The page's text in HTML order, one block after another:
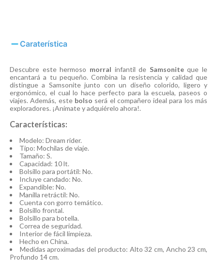
Caraterística
Descubre este hermoso morral infantil de Samsoniteque le
encantará a tu pequeño. Combina la resistencia y calidad que
distingue a Samsonite junto con un diseño colorido, ligero y
ergonómico, el cual lo hace perfecto para la escuela, paseos o
viajes. Además, este bolso será el compañero ideal para los más
exploradores. ¡Anímate y adquiérelo ahora!.
Características:
Modelo: Dream rider.
Tipo: Mochilas de viaje.
Tamaño: S.
Capacidad: 10 lt.
Bolsillo para portátil: No.
Incluye candado: No.
Expandible: No.
Manilla retráctil: No.
Cuenta con gorro temático.
Bolsillo frontal.
Bolsillo para botella.
Correa de seguridad.
Interior de fácil limpieza.
Hecho en China.
Medidas aproximadas del producto: Alto 32 cm, Ancho 23 cm,
Profundo 14 cm.